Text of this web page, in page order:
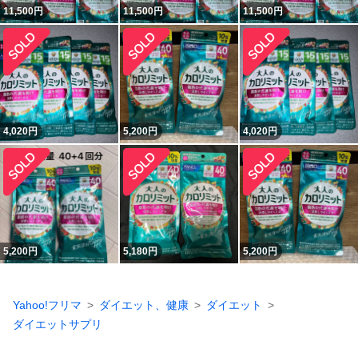
11,500円 11,500円 11,500円
4,020円 5,200円 4,020円
5,200円 5,180円 5,200円
Yahoo!フリマ ダイエット、健康
ダイエット
ダイエットサプリ